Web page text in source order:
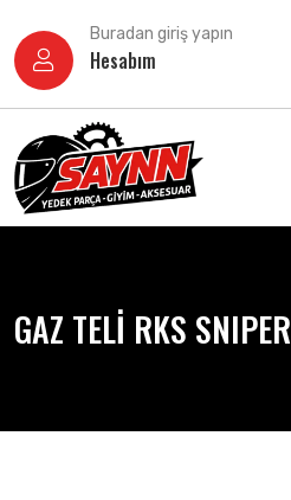
atla
Buradan giriş yapın
Hesabım
GAZ TELİ RKS SNIPER